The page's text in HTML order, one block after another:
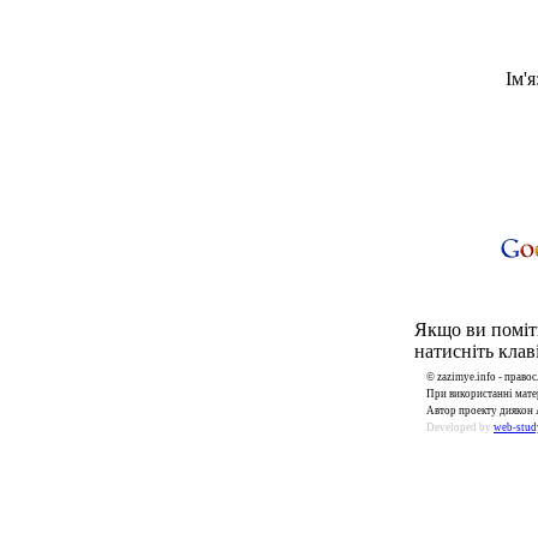
Якщо ви
натисніть
© zazimye.info -
При використанні
Автор проекту диякон
Developed by web-